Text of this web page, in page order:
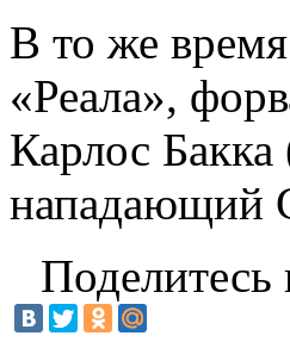
В то же
«Реала»,
Карлос
нападающий
Поделитесь